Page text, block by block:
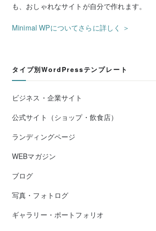
も、おしゃれなサイトが自分で作れます。
Minimal WPについてさらに詳しく ＞
タイプ別WordPressテンプレート
ビジネス・企業サイト
公式サイト（ショップ・飲食店）
ランディングページ
WEBマガジン
ブログ
写真・フォトログ
ギャラリー・ポートフォリオ